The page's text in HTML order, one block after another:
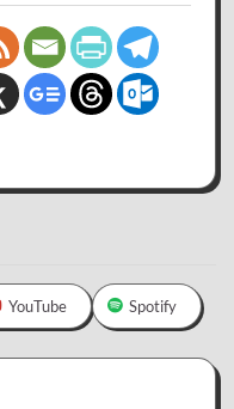
YouTube Spotify